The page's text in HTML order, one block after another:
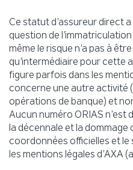
Ce statut d’assureur direct
question de
même le risque n’a pas à
qu’intermédiaire pour cette
figure parfois dans les
concerne une autre activité
opérations de banque) et
Aucun numéro ORIAS
la décennale et la dommage
coordonnées officielles et
les mentions légales d’AXA